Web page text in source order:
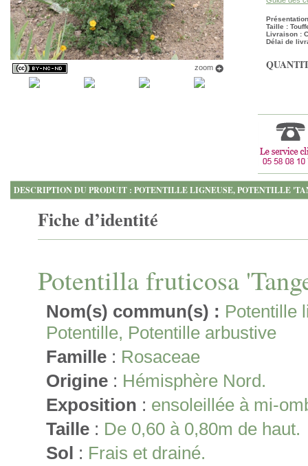
zoom
Taille :
Livraison :
Délai de
DESCRIPTION DU PRODUIT : POTENTILLE LIGNEUSE, POTENTILLE
Fiche d’identité
Potentilla fruticosa
Nom(s) commun(s) : Potentille
Potentille, Potentille arbustive
Famille : Rosaceae
Origine : Hémisphère Nord.
Exposition : ensoleillée à mi-
Taille : De 0,60 à 0,80m de haut.
Sol : Frais et drainé.